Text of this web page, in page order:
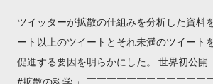
ツイッターが拡散の仕組みを分析した資料
ート以上のツイートとそれ未満のツイート
促進する要因を明らかにした。 世界初公
#拡散の科学 」 ￣￣￣￣￣￣￣￣￣￣￣￣